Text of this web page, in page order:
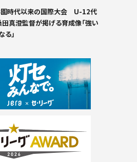
時代以来の国際大会 U-12代
田真澄監督が掲げる育成像「強い
る」